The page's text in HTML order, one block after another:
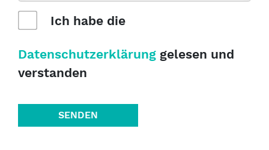
Ich habe die
Datenschutzerklärung gelesen und
verstanden
SENDEN